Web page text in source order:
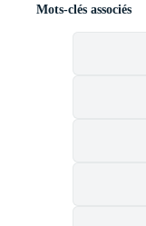
Mots-clés associés